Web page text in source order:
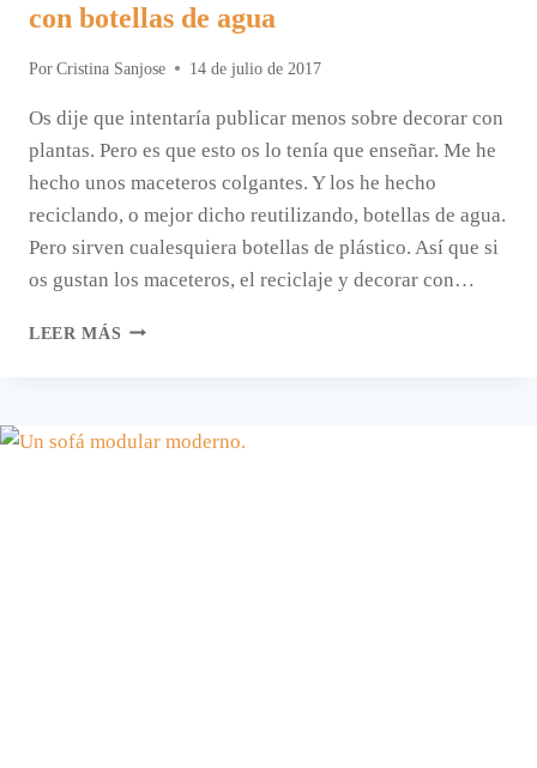
con botellas de agua
Por Cristina Sanjose 14 de julio de 2017
Os dije que intentaría publicar menos sobre decorar con
plantas. Pero es que esto os lo tenía que enseñar. Me he
hecho unos maceteros colgantes. Y los he hecho
reciclando, o mejor dicho reutilizando, botellas de agua.
Pero sirven cualesquiera botellas de plástico. Así que si
os gustan los maceteros, el reciclaje y decorar con…
LEER MÁS MACETEROS
CON